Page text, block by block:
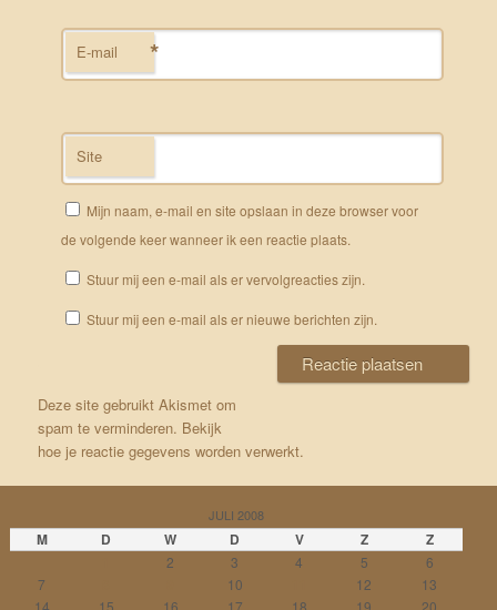
E-mail *
Site
Mijn naam, e-mail en site opslaan in deze browser voor
de volgende keer wanneer ik een reactie plaats.
Stuur mij een e-mail als er vervolgreacties zijn.
Stuur mij een e-mail als er nieuwe berichten zijn.
Deze site gebruikt Akismet om
spam te verminderen. Bekijk
hoe je reactie gegevens worden verwerkt.
JULI 2008
M D W D V Z
Z
2 3 4 5
6
7
10 12
13
14
15 16 17 18 19 20